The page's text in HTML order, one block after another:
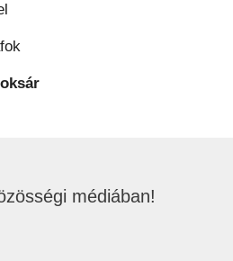
médiában!